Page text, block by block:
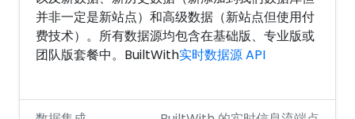
并非一定是新站点）和高级数据（新站点但使用付
费技术）。所有数据源均包含在基础版、专业版或
团队版套餐中。BuiltWith实时数据源 API